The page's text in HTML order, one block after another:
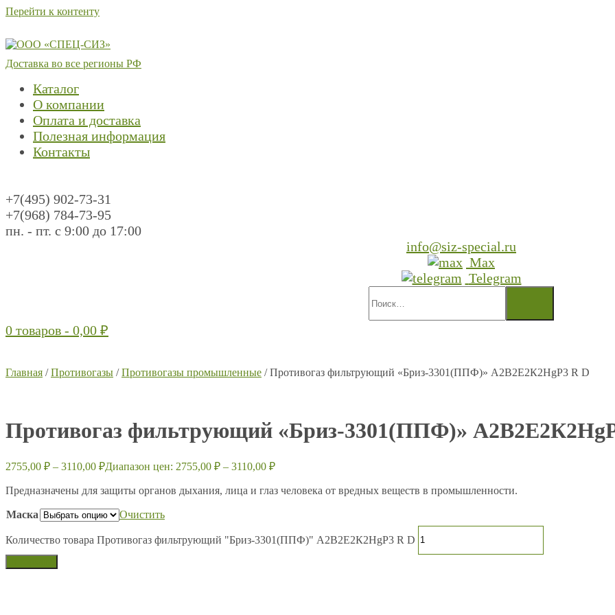
Перейти к контенту
Доставка во все регионы РФ
Каталог
О компании
Оплата и доставка
Полезная информация
Контакты
+7(495) 902-73-31
+7(968) 784-73-95
пн. - пт. с 9:00 до 17:00
info@siz-special.ru
Max
Telegram
0 товаров - 0,00 ₽
Главная /Противогазы /Противогазы промышленные / Противогаз фильтрующий «Бриз-3301(ППФ)» А2В2Е2К2HgР3 R D
Противогаз фильтрующий «Бриз-3301(ППФ)»
2755,00 ₽ – 3110,00 ₽Диапазон цен: 2755,00 ₽ – 3110,00 ₽
Предназначены для защиты органов дыхания, лица и глаз человека от вредных веществ в промышленности.
Маска Очистить
Количество товара Противогаз фильтрующий "Бриз-3301(ППФ)" А2В2Е2К2HgР3 R D